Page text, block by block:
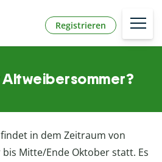
Registrieren
Altweibersommer?
findet in dem Zeitraum von
Mitte/Ende Oktober statt. Es